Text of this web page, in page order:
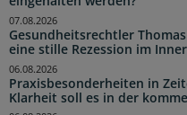
Gesundheitsrechtler
eine stille Rezession im
07.08.2026
Praxisbesonderheiten in
Klarheit soll es in der
06.08.2026